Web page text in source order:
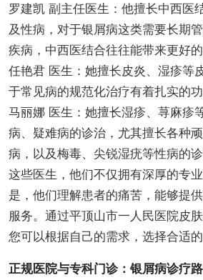
罗建凯 副主任医生：他擅长中西医
及性病，对于银屑病这类需要长期
疾病，中西医结合往往能带来更好的
任艳君 医生：她擅长皮炎、湿疹等
于常见病的规范化治疗有着扎实的功
马丽娜 医生：她擅长湿疹、荨麻疹
病、疑难病的诊治，尤其擅长各种
病，以及梅毒、尖锐湿疣等性病的诊
这些医生，他们不仅拥有深厚的专
是，他们理解患者的痛苦，能够提
服务。通过平顶山市一人民医院皮
您可以根据自己的需求，选择合适的
正规医院与专科门诊：银屑病诊疗